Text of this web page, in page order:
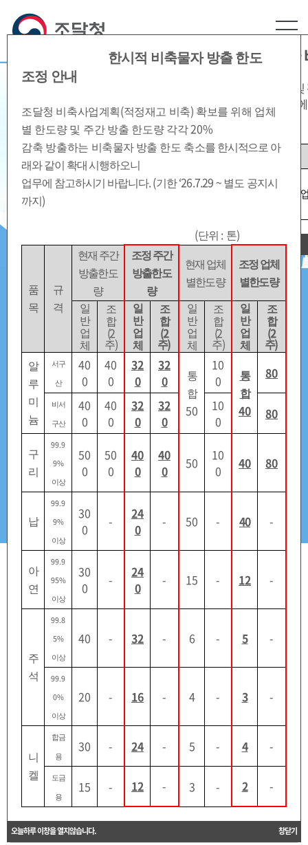
민생안정과 경제 재도약,
공공조달 비축물자가
함께 가겠습니다.
비축업무개요 구매업무안내
판매업무안내 경제용어해설
관련사이트 판매공고현황
배정신청
원자재 판매가격
조달청 비축물자 홈페이지 게시하는원자재 판매가격은조달청 비축
이용업체 등록
한 실 수요업체가 조달청 비축기지에 보관된
를 구매할 경우에 적용되는 가격
원
품명
판매가격(부가세
포함)
알루미늄(서구산)
부산,인천,대구,대
전, 전북
5,690,000원/톤
알루미늄(비서구산) 5,580,000원/톤
혁신·수출기업 및 강소기업 방출한도량 추
조달청 비축사업계획(적정재고 비축) 확보를 위해 혁신·수출기업 및
감축 조정을 비축물자 전체에 대하여 아래와 같이 시행하오니
업무
('26.7.29~별도 공지시까지)
품목
현재 방출한도량
알루미늄, 구리,
납, 아연, 주석,
업체별 주간 판매 한도량의
오늘하루 이창을 열지않습니다.
한시적 비축물자 방출 한도
조정 안내
조달청 비축사업계획(적정재고 비축) 확보를 위해 업체
별 한도량 및 주간 방출 한도량 각각 20%
감축 방출하는 비축물자 방출 한도 축소를 한시적으로 아
래와 같이 확대 시행하오니
업무에 참고하시기 바랍니다.(기한‘26.7.29 ~ 별도 공지시
까지 )
(단위 : 톤)
품
목
규
격
현재 주간
방출한도
량
조정 주간
방출한도
량
현재 업체
별한도량
조정 업체
별한도량
일
반
업
체
조
합
(2
주)
일
반
업
체
조
합
(2
주)
일
반
업
체
조
합
(2
주)
일
반
업
체
조
합
(2
주)
알
루
미
늄
서구
산
40
0
40
0
32
0
32
0
통
합
50
10
0
통
합
40
80
비서
구산
40
0
40
0
32
0
32
0
10
0
80
구
리
99.9
9%
이상
50
0
50
0
40
0
40
0
50
10
0
40 80
납
99.9
9%
이상
30
0
-
24
0
- 50 - 40 -
아
연
99.9
95%
이상
30
0
-
24
0
- 15 - 12 -
주
석
99.8
5%
이상
40 - 32 - 6 - 5 -
99.9
0%
이상
20 - 16 - 4 - 3 -
니
켈
합금
용
30 - 24 - 5 - 4 -
도금
용
15 - 12 - 3 - 2 -
오늘하루 이창을 열지않습니다. 창닫기